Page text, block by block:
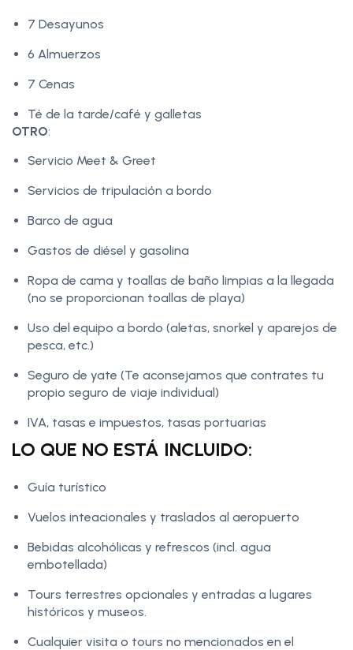
7 Desayunos
6 Almuerzos
7 Cenas
Té de la tarde/café y galletas
OTRO:
Servicio Meet & Greet
Servicios de tripulación a bordo
Barco de agua
Gastos de diésel y gasolina
Ropa de cama y toallas de baño limpias a la llegada
(no se proporcionan toallas de playa)
Uso del equipo a bordo (aletas, snorkel y aparejos de
pesca, etc.)
Seguro de yate (Te aconsejamos que contrates tu
propio seguro de viaje individual)
IVA, tasas e impuestos, tasas portuarias
LO QUE NO ESTÁ INCLUIDO:
Guía turístico
Vuelos inteacionales y traslados al aeropuerto
Bebidas alcohólicas y refrescos (incl. agua
embotellada)
Tours terrestres opcionales y entradas a lugares
históricos y museos.
Cualquier visita o tours no mencionados en el